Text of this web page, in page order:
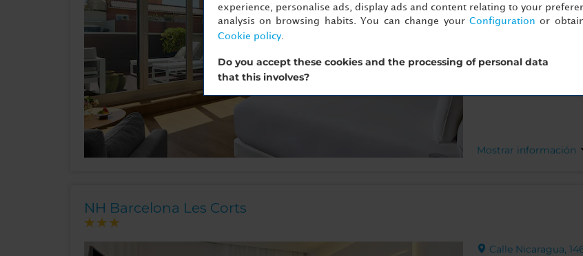
Mostrar información
NH Barcelona Les Corts
Calle Nicaragua,
experience, personalise ads, display ads and content relating to your
analysis on browsing habits. You can change your Configuration or
Cookie policy.
Do you accept these cookies and the processing of personal data
that this involves?